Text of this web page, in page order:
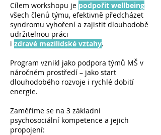
Cílem workshopu je podpořit wellbeing
všech členů týmu, efektivně předcházet
syndromu vyhoření a zajistit dlouhodobě
udržitelnou práci
i zdravé mezilidské vztahy.​​
Program vznikl jako podpora týmů MŠ v
náročném prostředí – jako start
dlouhodobého rozvoje i rychlé dobití
energie.
Zaměříme se na 3 základní
psychosociální kompetence ​​​ a jejich
propojení: